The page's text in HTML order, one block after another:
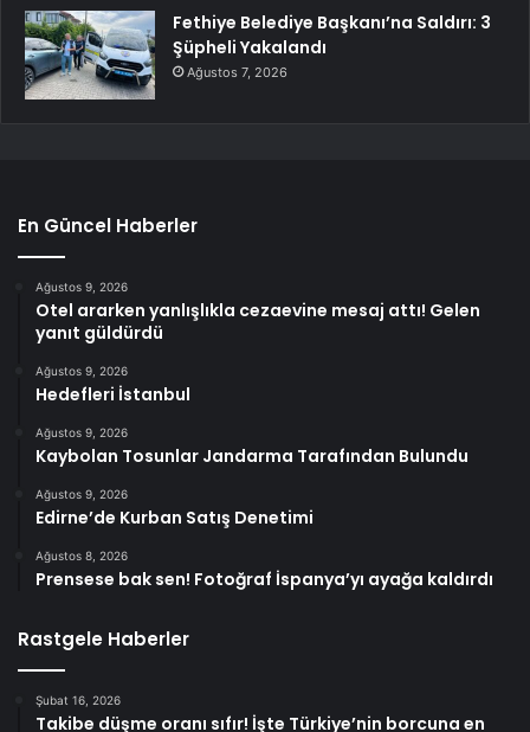
Fethiye Belediye Başkanı’na Saldırı: 3
Şüpheli Yakalandı
Ağustos 7, 2026
En Güncel Haberler
Ağustos 9, 2026
Otel ararken yanlışlıkla cezaevine mesaj attı! Gelen
yanıt güldürdü
Ağustos 9, 2026
Hedefleri İstanbul
Ağustos 9, 2026
Kaybolan Tosunlar Jandarma Tarafından Bulundu
Ağustos 9, 2026
Edirne’de Kurban Satış Denetimi
Ağustos 8, 2026
Prensese bak sen! Fotoğraf İspanya’yı ayağa kaldırdı
Rastgele Haberler
Şubat 16, 2026
Takibe düşme oranı sıfır! İşte Türkiye’nin borcuna en